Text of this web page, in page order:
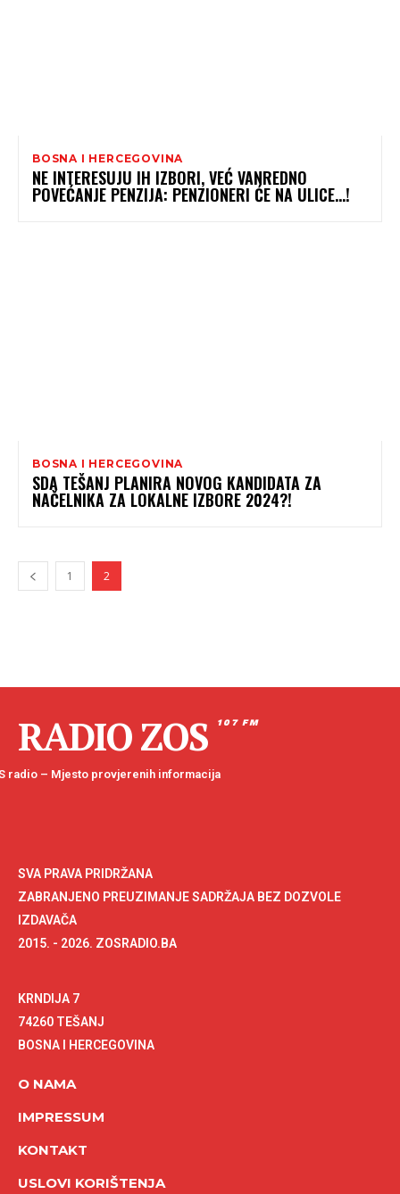
BOSNA I HERCEGOVINA
NE INTERESUJU IH IZBORI, VEĆ VANREDNO
POVEĆANJE PENZIJA: PENZIONERI ĆE NA ULICE…!
BOSNA I HERCEGOVINA
SDA TEŠANJ PLANIRA NOVOG KANDIDATA ZA
NAČELNIKA ZA LOKALNE IZBORE 2024?!
1 2
RADIO ZOS 107 FM
radio – Mjesto provjerenih informacija
SVA PRAVA PRIDRŽANA
ZABRANJENO PREUZIMANJE SADRŽAJA BEZ DOZVOLE
IZDAVAČA
2015. - 2026. ZOSRADIO.BA
KRNDIJA 7
74260 TEŠANJ
BOSNA I HERCEGOVINA
O NAMA
IMPRESSUM
KONTAKT
USLOVI KORIŠTENJA